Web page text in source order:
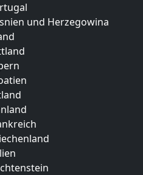
und Herzegowina